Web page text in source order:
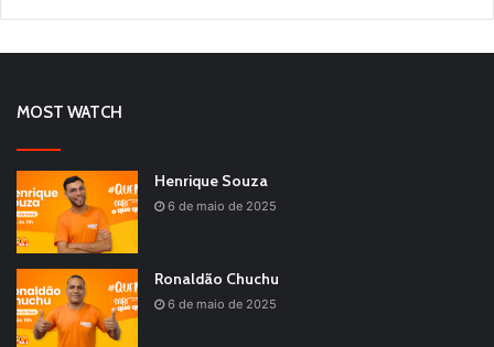
MOST WATCH
Henrique Souza
6 de maio de 2025
Ronaldão Chuchu
6 de maio de 2025